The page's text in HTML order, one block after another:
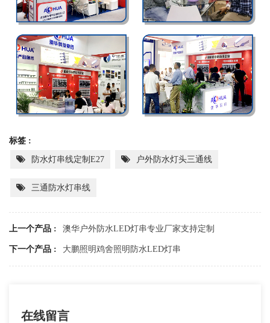
标签 :
防水灯串线定制E27 户外防水灯头三通线
三通防水灯串线
上一个产品 : 澳华户外防水LED灯串专业厂家支持定制
下一个产品 : 大鹏照明鸡舍照明防水LED灯串
在线留言